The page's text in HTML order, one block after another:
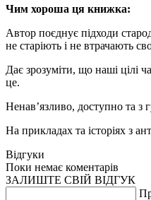
Чим хороша ця книжка:
Автор поєднує підходи
не старіють і не втрачають
Дає зрозуміти, що наші цілі
це.
Ненав’язливо, доступно та з
На прикладах та історіях з
Відгуки
Поки немає коментарів
ЗАЛИШТЕ СВІЙ ВІДГУК